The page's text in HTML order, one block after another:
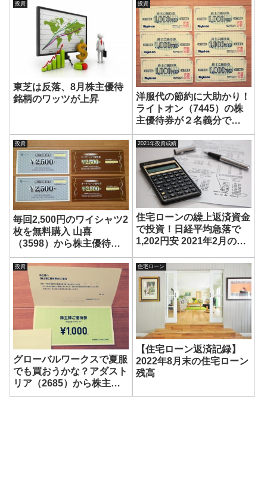
投資
東芝は反落、8月株主優待
銘柄のワッツが上昇
投資
洋服代の節約に大助かり！
ライトオン（7445）の株
主優待券が２名義分で
6,000円分到着！
投資
毎回2,500円のワイシャツ2
枚を無料購入 山喜
（3598）から株主優待券
が2名義分到着！
2021年投資成績
住宅ローンの繰上返済資金
で投資！日経平均急落で
1,202円安 2021年2月の投
投資
グローバルワークスで夏服
でも買おうかな？アダスト
リア（2685）から株主優
待券3,000円分が到着！
住宅ローン
【住宅ローン返済記録】
2022年8月末の住宅ローン
残高